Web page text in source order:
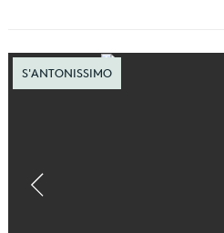
S'ANTONISSIMO